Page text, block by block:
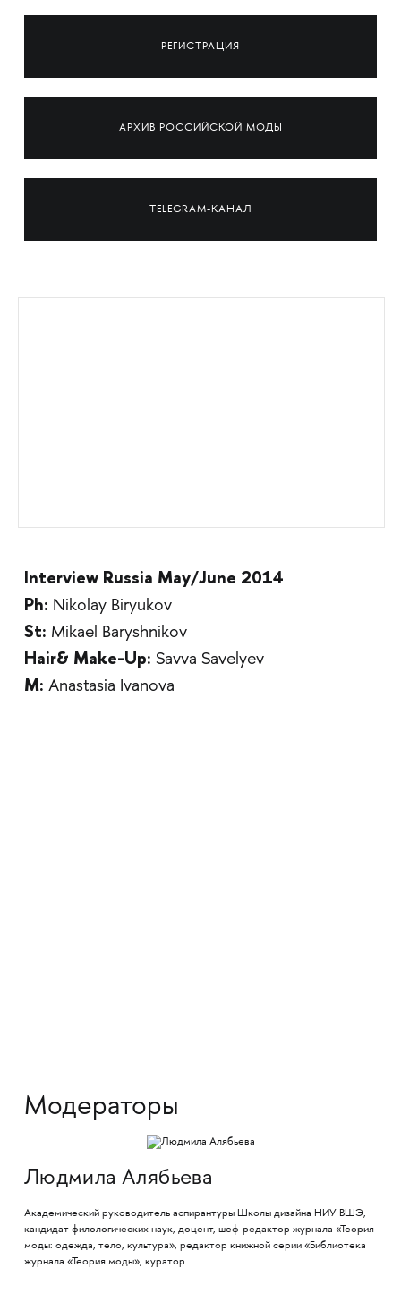
РЕГИСТРАЦИЯ
АРХИВ РОССИЙСКОЙ МОДЫ
TELEGRAM-КАНАЛ
Interview Russia May/June 2014
Ph: Nikolay Biryukov
St: Mikael Baryshnikov
Hair& Make-Up: Savva Savelyev
M: Anastasia Ivanova
Модераторы
Людмила Алябьева
Академический руководитель аспирантуры Школы дизайна НИУ ВШЭ,
кандидат филологических наук, доцент, шеф-редактор журнала «Теория
моды: одежда, тело, культура», редактор книжной серии «Библиотека
журнала «Теория моды», куратор.